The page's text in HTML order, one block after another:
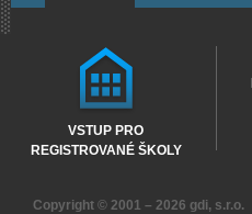
VSTUP PRO
REGISTROVANÉ ŠKOLY
Copyright © 2001 – 2026 gdi, s.r.o.